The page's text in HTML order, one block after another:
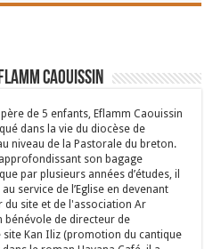
Caouissin
de 5 enfants, Eflamm Caouissin
dans la vie du diocèse de
niveau de la Pastorale du breton.
son bagage
par plusieurs années d’études, il
au service de l’Eglise en devenant
site et de l'association Ar
bénévole de directeur de
Kan Iliz (promotion du cantique